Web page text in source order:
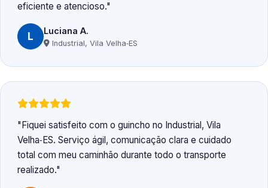
eficiente e atencioso.
L Luciana A.
Industrial, Vila Velha‑ES
Fiquei satisfeito com o guincho no Industrial, Vila
Velha‑ES. Serviço ágil, comunicação clara e cuidado
total com meu caminhão durante todo o transporte
realizado.